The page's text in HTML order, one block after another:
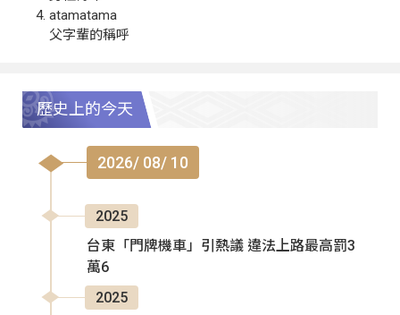
atamatama
父字輩的稱呼
歷史上的今天
2026/ 08/ 10
2025
台東「門牌機車」引熱議 違法上路最高罰3
萬6
2025